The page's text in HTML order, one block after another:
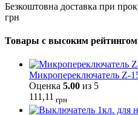
Безкоштовна доставка при
грн
Товары с высоким рейтингом
Микропереключатель
Оценка 5.00 из 5
111,11 грн